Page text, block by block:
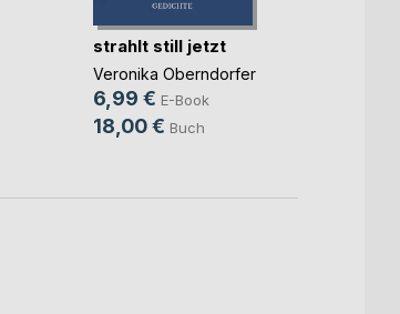
strahlt still jetzt
Veronika Oberndorfer
6,99 € E-Book
18,00 € Buch